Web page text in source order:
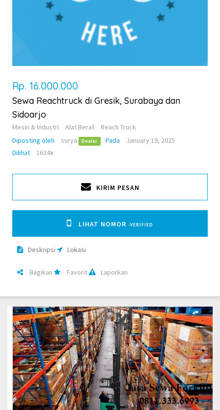
Rp. 16.000.000
Sewa Reachtruck di Gresik, Surabaya dan
Sidoarjo
Mesin & Industri Alat Berat
Reach Truck
Diposting oleh
surya Dealer Pada
January 19, 2025
Dilihat
1634x
KIRIM PESAN
LIHAT NOMOR -VERIFIED
Deskripsi Lokasi
Bagikan Favorit Laporkan